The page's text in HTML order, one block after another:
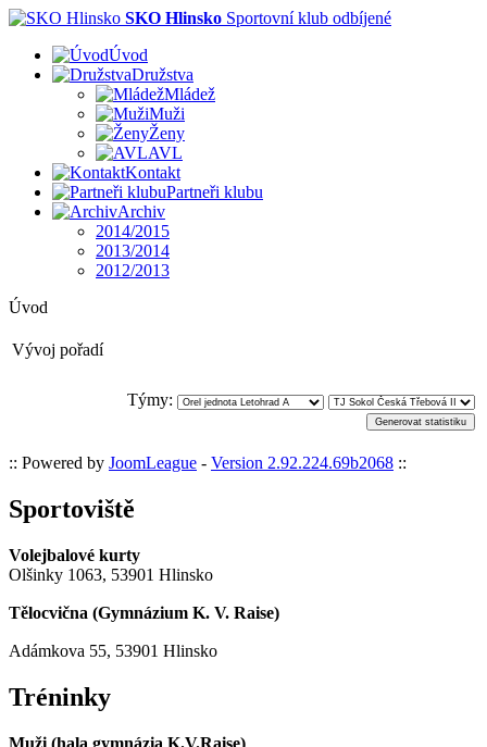
SKO Hlinsko Sportovní klub odbíjené
Úvod
Družstva
Mládež
Muži
Ženy
AVL
Kontakt
Partneři klubu
Archiv
2014/2015
2013/2014
2012/2013
Úvod
Vývoj pořadí
Týmy:
:: Powered by JoomLeague - Version 2.92.224.69b2068 ::
Sportoviště
Volejbalové kurty
Olšinky 1063, 53901 Hlinsko
Tělocvična (Gymnázium K. V. Raise)
Adámkova 55, 53901 Hlinsko
Tréninky
Muži (hala gymnázia K.V.Raise)